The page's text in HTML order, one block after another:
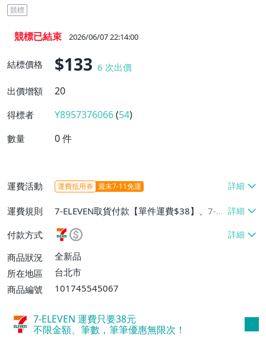
競標
競標已結束 2026/06/07 22:14:00
結標價格 $133 6 次出價
出價增額
20
得標者 Y8957376066(54)
數量 0件
運費活動 運費抵用券 週末7-11免運
運費規則
7-ELEVEN取貨付款【單件運費$38】、7-EL
EVEN取貨不付款【單件運費$38】、郵局掛
號【單件運費$50】
付款方式
商品狀況
全新品
所在地區
台北市
商品編號
101745545067
7-ELEVEN 運費只要38元
不限金額、筆數，筆筆優惠無限次！